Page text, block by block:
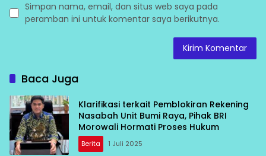
Simpan nama, email, dan situs web saya pada
peramban ini untuk komentar saya berikutnya.
Baca Juga
Klarifikasi terkait Pemblokiran Rekening
Nasabah Unit Bumi Raya, Pihak BRI
Morowali Hormati Proses Hukum
Berita 1 Juli 2025